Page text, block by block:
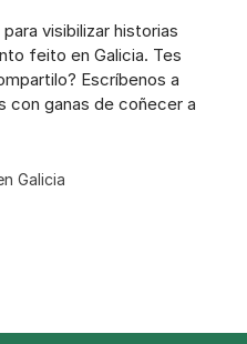
visibilizar historias
feito en Galicia. Tes
Escríbenos a
ganas de coñecer a
Galicia